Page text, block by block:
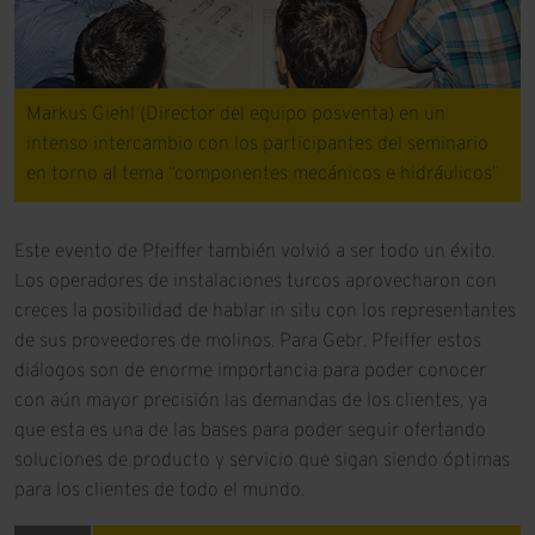
Markus Giehl (Director del equipo posventa) en un
intenso intercambio con los participantes del seminario
en torno al tema “componentes mecánicos e hidráulicos”
Este evento de Pfeiffer también volvió a ser todo un éxito.
Los operadores de instalaciones turcos aprovecharon con
creces la posibilidad de hablar in situ con los representantes
de sus proveedores de molinos. Para Gebr. Pfeiffer estos
diálogos son de enorme importancia para poder conocer
con aún mayor precisión las demandas de los clientes, ya
que esta es una de las bases para poder seguir ofertando
soluciones de producto y servicio que sigan siendo óptimas
para los clientes de todo el mundo.